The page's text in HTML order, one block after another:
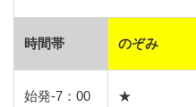
時間帯 のぞみ
始発-7：00 ★